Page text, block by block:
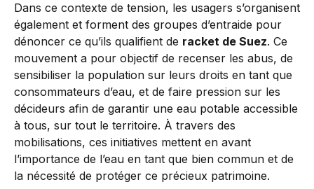
Dans ce contexte de tension, les usagers s’organisent
également et forment des groupes d’entraide pour
dénoncer ce qu’ils qualifient de racket de Suez. Ce
mouvement a pour objectif de recenser les abus, de
sensibiliser la population sur leurs droits en tant que
consommateurs d’eau, et de faire pression sur les
décideurs afin de garantir une eau potable accessible
à tous, sur tout le territoire. À travers des
mobilisations, ces initiatives mettent en avant
l’importance de l’eau en tant que bien commun et de
la nécessité de protéger ce précieux patrimoine.